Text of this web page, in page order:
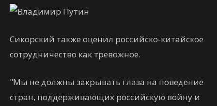
Сикорский также оценил российско-китайское
сотрудничество как тревожное.
"Мы не должны закрывать глаза на поведение
стран, поддерживающих российскую войну и